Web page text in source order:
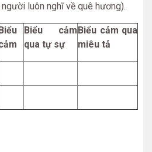
luôn nghĩ về quê hương).
Biểu cảm
qua tự sự
Biểu cảm qua
miêu tả